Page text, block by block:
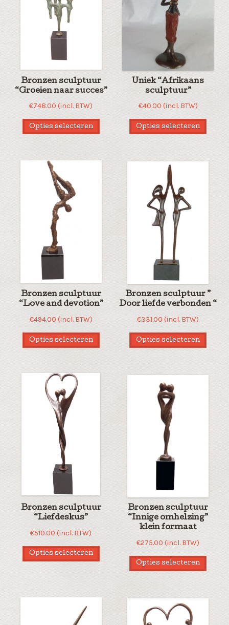
Bronzen sculptuur
“Groeien naar succes”
€748.00 (incl. BTW)
Opties selecteren
Uniek “Afrikaans
sculptuur”
€40.00 (incl. BTW)
Opties selecteren
Bronzen sculptuur
“Love and devotion”
€494.00 (incl. BTW)
Opties selecteren
Bronzen sculptuur ”
Door liefde verbonden “
€331.00 (incl. BTW)
Opties selecteren
Bronzen sculptuur
“Liefdeskus”
€510.00 (incl. BTW)
Opties selecteren
Bronzen sculptuur
“Innige omhelzing”
klein formaat
€275.00 (incl. BTW)
Opties selecteren